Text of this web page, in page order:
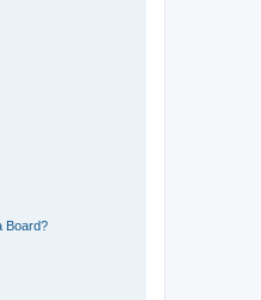
Board?